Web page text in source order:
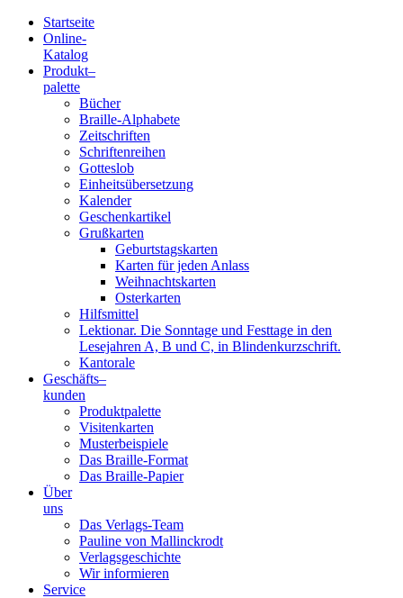
Blindenschrift-
Verlag
Druckerei
gGmbH
Startseite
Online-
Katalog
Produkt–
palette
Bücher
Braille-Alphabete
Zeitschriften
Schriftenreihen
Gotteslob
Einheitsübersetzung
Kalender
Geschenkartikel
Grußkarten
Geburtstagskarten
Karten für jeden Anlass
Weihnachtskarten
Osterkarten
Hilfsmittel
Lektionar. Die Sonntage und Festtage in den
Lesejahren A, B und C, in Blindenkurzschrift.
Kantorale
Geschäfts­–
kunden
Produktpalette
Visitenkarten
Musterbeispiele
Das Braille-Format
Das Braille-Papier
Über
uns
Das Verlags-Team
Pauline von Mallinckrodt
Verlagsgeschichte
Wir informieren
Service